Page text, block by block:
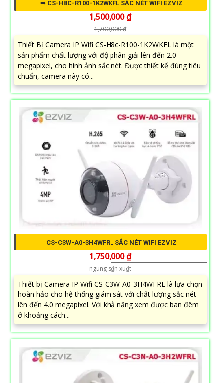
➠ CS-H8C-R100-1K2WKFL SẮC NÉT WIFI EZVIZ
1,500,000 ₫
1,700,000 ₫
Thiết Bị Camera IP Wifi CS-H8c-R100-1K2WKFL là một
sản phẩm chất lượng với độ phân giải lên đến 2.0
megapixel, cho hình ảnh sắc nét. Được thiết kế đúng tiêu
chuẩn, camera này có...
CS-C3W-A0-3H4WFRL SẮC NÉT WIFI EZVIZ
1,750,000 ₫
ngung s₫n xu₫t
Thiết bị Camera IP Wifi CS-C3W-A0-3H4WFRL là lựa chọn
hoàn hảo cho hệ thống giám sát với chất lượng sắc nét
lên đến 4.0 megapixel. Với khả năng xem được ban đêm
ở khoảng cách...